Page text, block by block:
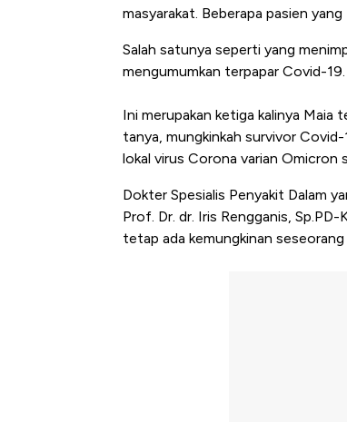
masyarakat. Beberapa pasien
Salah satunya seperti yang
mengumumkan terpapar Covid-19.
Ini merupakan ketiga kalinya
tanya, mungkinkah survivor
lokal virus Corona varian Omicron
Dokter Spesialis Penyakit Dalam
Prof. Dr. dr. Iris Rengganis,
tetap ada kemungkinan